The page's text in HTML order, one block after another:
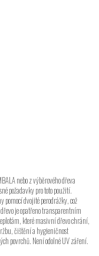
nebo z výběrového dřeva
požadavky pro toto použití.
pomocí dvojité perodrážky, což
je opatřeno transparentním
které masivní dřevo chrání,
čištění a hygieničnost
povrchů. Není odolné UV záření.